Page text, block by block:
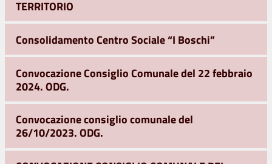
TERRITORIO
Consolidamento Centro Sociale “I Boschi”
Convocazione Consiglio Comunale del 22 febbraio
2024. ODG.
Convocazione consiglio comunale del
26/10/2023. ODG.